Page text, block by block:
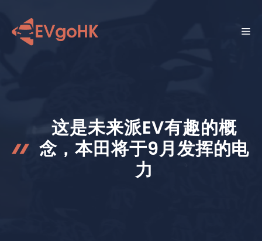
菜
这是未来派EV有趣的概
念，本田将于9月发挥的电
力